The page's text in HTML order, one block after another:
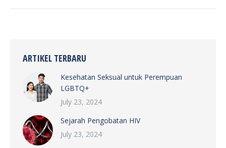
ARTIKEL TERBARU
Kesehatan Seksual untuk Perempuan
LGBTQ+
July 23, 2024
Sejarah Pengobatan HIV
July 23, 2024